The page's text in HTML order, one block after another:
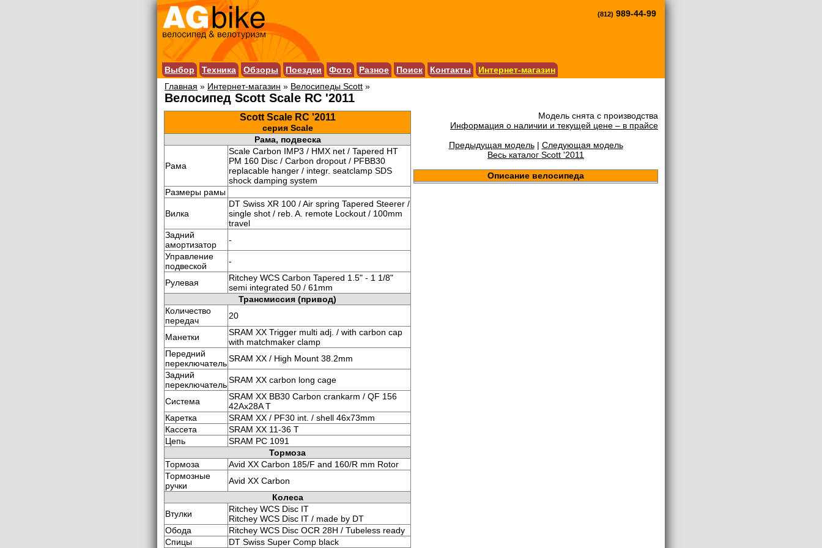
(812) 989-44-99
Выбор Техника Обзоры Поездки Фото Разное Поиск Контакты
Интернет-магазин
Главная » Интернет-магазин » Велосипеды Scott »
Велосипед Scott Scale RC '2011
Scott Scale RC '2011
серия Scale
Рама, подвеска
Рама
Scale Carbon IMP3 / HMX net / Tapered HT
PM 160 Disc / Carbon dropout / PFBB30
replacable hanger / integr. seatclamp SDS
shock damping system
Размеры рамы
Вилка
DT Swiss XR 100 / Air spring Tapered Steerer /
single shot / reb. A. remote Lockout / 100mm
travel
Задний
амортизатор
-
Управление
подвеской
-
Рулевая
Ritchey WCS Carbon Tapered 1.5" - 1 1/8"
semi integrated 50 / 61mm
Трансмиссия (привод)
Количество
передач
20
Манетки
SRAM XX Trigger multi adj. / with carbon cap
with matchmaker clamp
Передний
переключательSRAM XX / High Mount 38.2mm
Задний
переключательSRAM XX carbon long cage
Система
SRAM XX BB30 Carbon crankarm / QF 156
42Ax28A T
Каретка
SRAM XX / PF30 int. / shell 46x73mm
Кассета
SRAM XX 11-36 T
Цепь
SRAM PC 1091
Тормоза
Тормоза
Avid XX Carbon 185/F and 160/R mm Rotor
Тормозные
ручки
Avid XX Carbon
Колеса
Втулки
Ritchey WCS Disc IT
Ritchey WCS Disc IT / made by DT
Обода
Ritchey WCS Disc OCR 28H / Tubeless ready
Спицы
DT Swiss Super Comp black
Модель снята с производства
Информация о наличии и текущей цене – в прайсе
Предыдущая модель| Следующая модель
Весь каталог Scott '2011
Описание велосипеда